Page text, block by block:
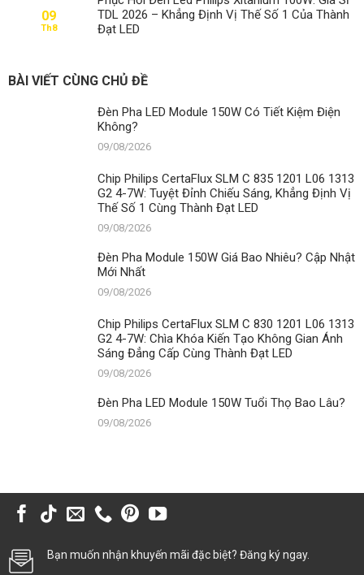
Cập
Nhật
09
Th8
TDL 2026 – Khẳng Định Vị Thế Số 1 Của Thành
Đạt LED
BÀI VIẾT CÙNG CHỦ ĐỀ
Đèn Pha LED Module 150W Có Tiết Kiệm Điện
Không?
09/08/2026
Chip Philips CertaFlux SLM C 835 1201 L06 1313
G2 4-7W: Tuyệt Đỉnh Chiếu Sáng, Khẳng Định Vị
Thế Số 1 Cùng Thành Đạt LED
09/08/2026
Đèn Pha Module 150W Giá Bao Nhiêu? Cập Nhật
Mới Nhất
09/08/2026
Chip Philips CertaFlux SLM C 830 1201 L06 1313
G2 4-7W: Chìa Khóa Kiến Tạo Không Gian Ánh
Sáng Đẳng Cấp Cùng Thành Đạt LED
09/08/2026
Đèn Pha LED Module 150W Tuổi Thọ Bao Lâu?
09/08/2026
Bạn muốn nhận khuyến mãi đặc biệt? Đăng ký ngay.